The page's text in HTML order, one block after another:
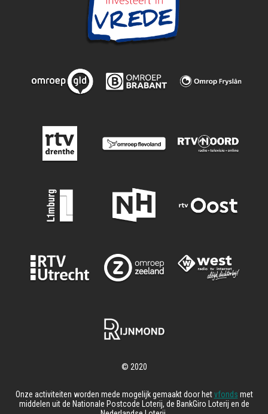
Onze activiteiten worden mede mogelijk gemaakt door hetvfonds met
middelen uit de Nationale Postcode Loterij, de BankGiro Loterij en de